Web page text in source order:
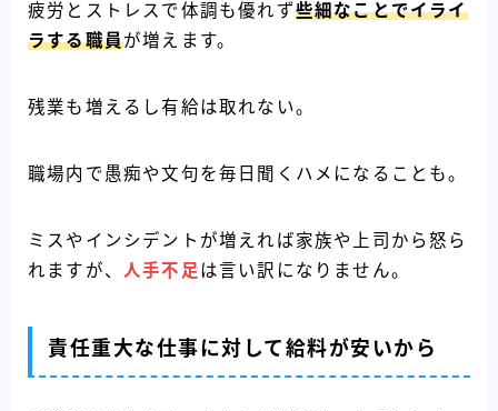
疲労とストレスで体調も優れず些細なことでイライ
ラする職員が増えます。
残業も増えるし有給は取れない。
職場内で愚痴や文句を毎日聞くハメになることも。
ミスやインシデントが増えれば家族や上司から怒ら
れますが、 人手不足 は言い訳になりません。
責任重大な仕事に対して給料が安いから